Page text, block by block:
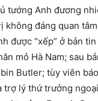
tướng Anh đương
đáng quan
được “xếp” ở bản
mỏ Hà Nam; sau
Butler; tùy viên
trợ lý thứ trưởng